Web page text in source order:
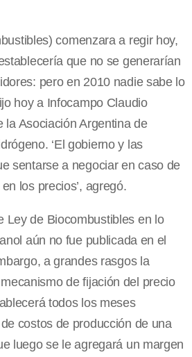
comenzara a regir hoy,
que no se generarían
pero en 2010 nadie sabe lo
hoy a Infocampo Claudio
la Asociación Argentinade
‘El gobierno y las
sentarse a negociar en caso de
los precios’, agregó.
Ley de Biocombustibles en lo
aún no fue publicada en el
a grandes rasgos la
de fijación del precio
todos los meses
costos de producción de una
luego se le agregará un margen